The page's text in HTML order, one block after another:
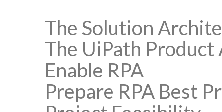
The Solution
The UiPath
Enable RPA
Prepare RPA Best